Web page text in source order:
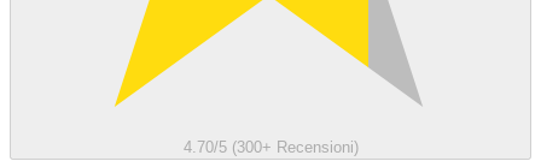
4.70/5 (300+ Recensioni)